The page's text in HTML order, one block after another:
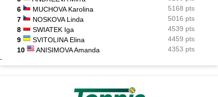
6
MUCHOVA Karolina
5168 pts
7
NOSKOVA Linda
5016 pts
8
SWIATEK Iga
4539 pts
9
SVITOLINA Elina
4459 pts
10
ANISIMOVA Amanda 4353 pts
-